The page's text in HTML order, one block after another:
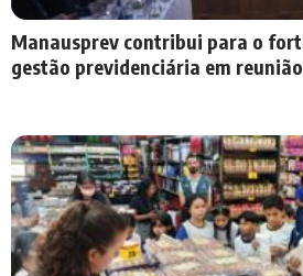
Manausprev contribui para o
gestão previdenciária em